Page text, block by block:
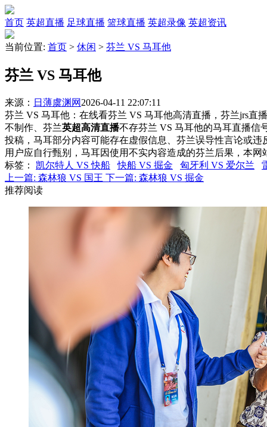
首页 英超直播 足球直播 篮球直播 英超录像 英超资讯
当前位置: 首页 > 休闲 > 芬兰 VS 马耳他
芬兰 VS 马耳他
来源： 日薄虞渊网 2026-04-11 22:07:11
芬兰 VS 马耳他：在线看芬兰 VS 马耳他高清直播，芬兰jrs直
不制作、芬兰英超高清直播不存芬兰 VS 马耳他的马耳直播信
投稿，马耳部分内容可能存在虚假信息、芬兰误导性言论或
用户应自行甄别，马耳因使用不实内容造成的芬兰后果，本网
标签 ： 凯尔特人 VS 快船 快船 VS 掘金 匈牙利 VS 爱尔兰
上一篇: 森林狼 VS 国王 下一篇: 森林狼 VS 掘金
推荐阅读